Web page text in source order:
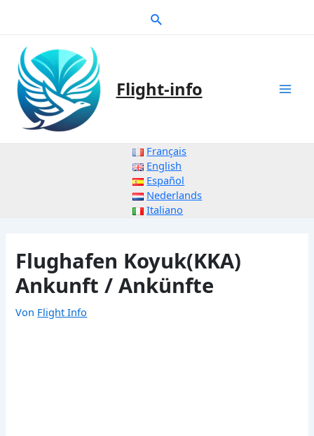
Suche
Flight-info
Français
English
Español
Nederlands
Italiano
Flughafen Koyuk(KKA)
Ankunft / Ankünfte
Von Flight Info